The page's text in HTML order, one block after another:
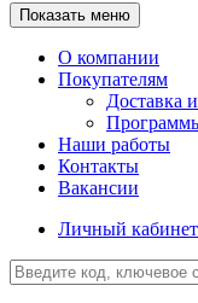
Показать меню
О компании
Покупателям
Доставка
Наши работы
Контакты
Вакансии
Личный кабинет